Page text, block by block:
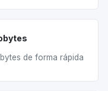
de forma rápida